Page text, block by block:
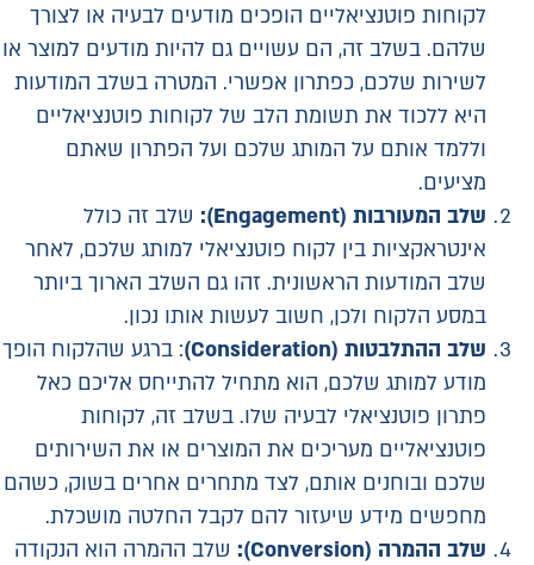
לקוחות פוטנציאליים הופכים מודעים לבעיה או לצורך
שלהם. בשלב זה, הם עשויים גם להיות מודעים למוצר או
לשירות שלכם, כפתרון אפשרי. המטרה בשלב המודעות
היא ללכוד את תשומת הלב של לקוחות פוטנציאליים
וללמד אותם על המותג שלכם ועל הפתרון שאתם
מציעים.
שלב המעורבות (Engagement)
: שלב זה כולל
אינטראקציות בין לקוח פוטנציאלי למותג שלכם, לאחר
שלב המודעות הראשונית. זהו גם השלב הארוך ביותר
במסע הלקוח ולכן, חשוב לעשות אותו נכון.
שלב ההתלבטות (Consideration)
: ברגע שהלקוח הופך
מודע למותג שלכם, הוא מתחיל להתייחס אליכם כאל
פתרון פוטנציאלי לבעיה שלו. בשלב זה, לקוחות
פוטנציאליים מעריכים את המוצרים או את השירותים
שלכם ובוחנים אותם, לצד מתחרים אחרים בשוק, כשהם
מחפשים מידע שיעזור להם לקבל החלטה מושכלת.
שלב ההמרה (Conversion)
: שלב ההמרה הוא הנקודה